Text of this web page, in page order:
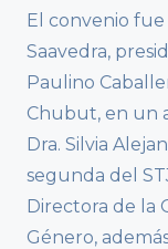
El convenio fue
Saavedra,
Paulino
Chubut, en un
Dra. Silvia
segunda del
Directora de la
Género,